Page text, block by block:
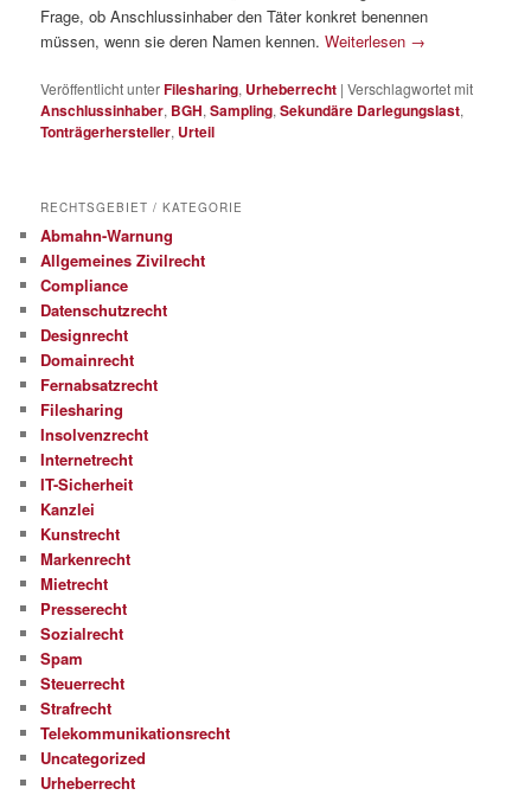
Frage, ob Anschlussinhaber den Täter konkret benennen
müssen, wenn sie deren Namen kennen.Weiterlesen →
Veröffentlicht unterFilesharing, Urheberrecht |Verschlagwortet mit
Anschlussinhaber, BGH,Sampling,Sekundäre Darlegungslast,
Tonträgerhersteller, Urteil
RECHTSGEBIET / KATEGORIE
Abmahn-Warnung
Allgemeines Zivilrecht
Compliance
Datenschutzrecht
Designrecht
Domainrecht
Fernabsatzrecht
Filesharing
Insolvenzrecht
Internetrecht
IT-Sicherheit
Kanzlei
Kunstrecht
Markenrecht
Mietrecht
Presserecht
Sozialrecht
Spam
Steuerrecht
Strafrecht
Telekommunikationsrecht
Uncategorized
Urheberrecht